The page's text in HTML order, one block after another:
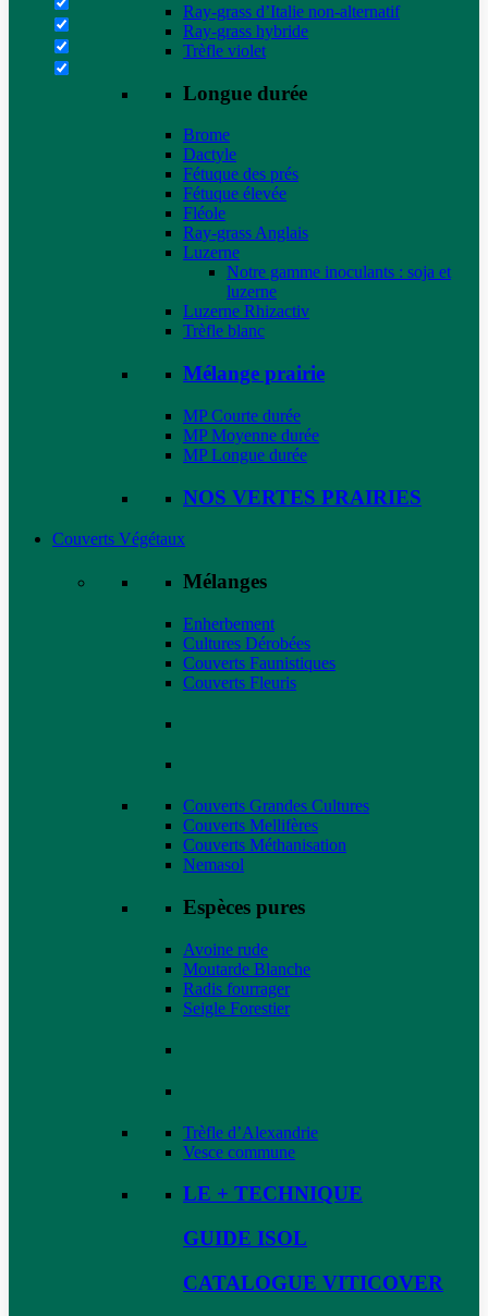
Ray-grass d’Italie non-alternatif
Ray-grass hybride
Trèfle violet
Longue durée
Brome
Dactyle
Fétuque des prés
Fétuque élevée
Fléole
Ray-grass Anglais
Luzerne
Notre gamme inoculants : soja et
luzerne
Luzerne Rhizactiv
Trèfle blanc
Mélange prairie
MP Courte durée
MP Moyenne durée
MP Longue durée
NOS VERTES PRAIRIES
Couverts Végétaux
Mélanges
Enherbement
Cultures Dérobées
Couverts Faunistiques
Couverts Fleuris
Couverts Grandes Cultures
Couverts Mellifères
Couverts Méthanisation
Nemasol
Espèces pures
Avoine rude
Moutarde Blanche
Radis fourrager
Seigle Forestier
Trèfle d’Alexandrie
Vesce commune
LE + TECHNIQUE
GUIDE ISOL
CATALOGUE VITICOVER